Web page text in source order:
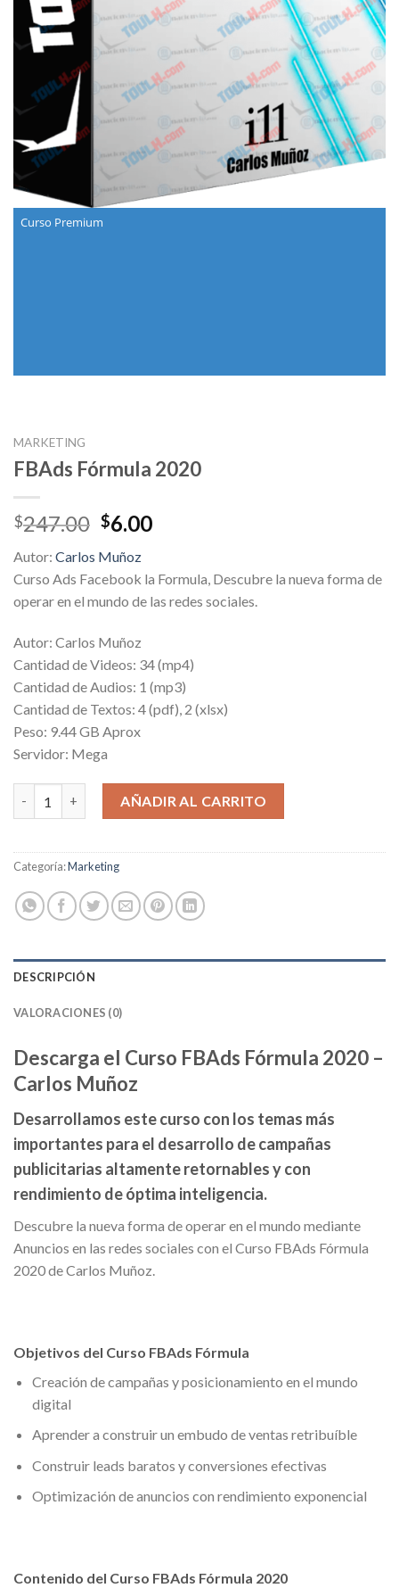
Curso Premium
MARKETING
FBAds Fórmula 2020
$247.00 Original
was:
$247.00.
$6.00Current
$6.00.
Autor: Carlos Muñoz
Curso Ads Facebook la Formula, Descubre la nueva forma de
operar en el mundo de las redes sociales.
Autor: Carlos Muñoz
Cantidad de Videos: 34 (mp4)
Cantidad de Audios: 1 (mp3)
Cantidad de Textos: 4 (pdf), 2 (xlsx)
Peso: 9.44 GB Aprox
Servidor: Mega
FBAds Fórmula 2020 cantidadAÑADIR AL CARRITO
Categoría:Marketing
DESCRIPCIÓN
VALORACIONES (0)
Descarga el Curso FBAds Fórmula 2020 –
Carlos Muñoz
Desarrollamos este curso con los temas más
importantes para el desarrollo de campañas
publicitarias altamente retornables y con
rendimiento de óptima inteligencia.
Descubre la nueva forma de operar en el mundo mediante
Anuncios en las redes sociales con el Curso FBAds Fórmula
2020 de Carlos Muñoz.
Objetivos del Curso FBAds Fórmula
Creación de campañas y posicionamiento en el mundo
digital
Aprender a construir un embudo de ventas retribuíble
Construir leads baratos y conversiones efectivas
Optimización de anuncios con rendimiento exponencial
Contenido del Curso FBAds Fórmula 2020